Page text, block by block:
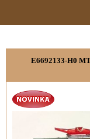
E6692133-H0